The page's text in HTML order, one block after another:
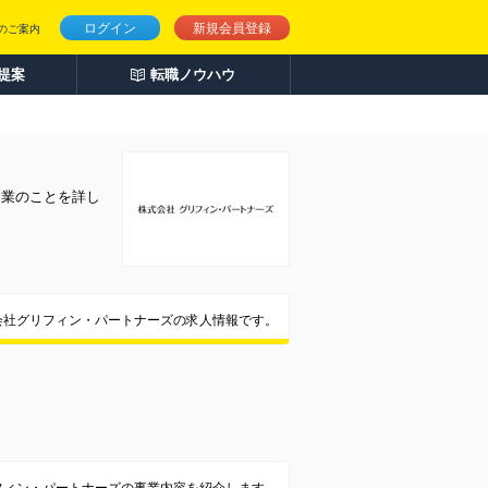
ログイン 新規会員登録
ご案内
案 転職ノウハウ
のことを詳し
グリフィン・パートナーズの求人情報です。